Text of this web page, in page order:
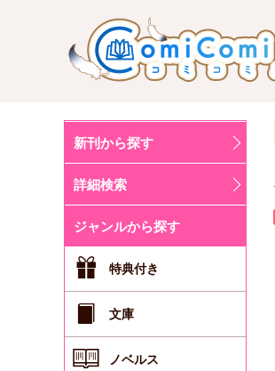
新刊から探す
詳細検索
ジャンルから探す
特典付き
文庫
ノベルス